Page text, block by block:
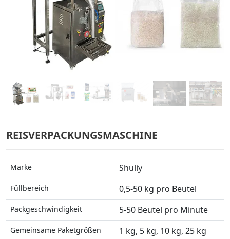
REISVERPACKUNGSMASCHINE
Marke Shuliy
Füllbereich 0,5-50 kg pro Beutel
Packgeschwindigkeit 5-50 Beutel pro Minute
Gemeinsame Paketgrößen
1 kg, 5 kg, 10 kg, 25 kg